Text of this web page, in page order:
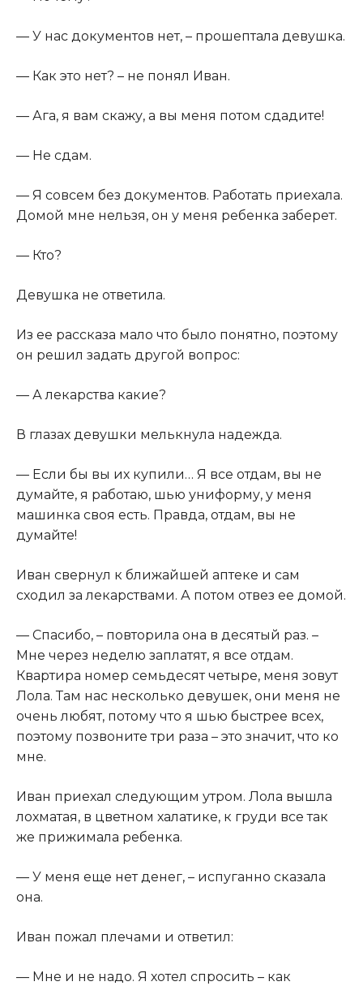
​— У нас документов нет, – прошептала девушка.​
​— Как это нет? – не понял Иван.​
​— Ага, я вам скажу, а вы меня потом сдадите!​
​— Не сдам.​
​— Я совсем без документов. Работать приехала.
Домой мне нельзя, он у меня ребенка заберет.​
​— Кто?​
​Девушка не ответила.​
​Из ее рассказа мало что было понятно, поэтому
он решил задать другой вопрос:​
​— А лекарства какие?​
​В глазах девушки мелькнула надежда.​
​— Если бы вы их купили… Я все отдам, вы не
думайте, я работаю, шью униформу, у меня
машинка своя есть. Правда, отдам, вы не
думайте!​
​Иван свернул к ближайшей аптеке и сам
сходил за лекарствами. А потом отвез ее домой.​
​— Спасибо, – повторила она в десятый раз. –
Мне через неделю заплатят, я все отдам.
Квартира номер семьдесят четыре, меня зовут
Лола. Там нас несколько девушек, они меня не
очень любят, потому что я шью быстрее всех,
поэтому позвоните три раза – это значит, что ко
мне.​
​Иван приехал следующим утром. Лола вышла
лохматая, в цветном халатике, к груди все так
же прижимала ребенка.​
​— У меня еще нет денег, – испуганно сказала
она.​
​Иван пожал плечами и ответил:​
​— Мне и не надо. Я хотел спросить – как